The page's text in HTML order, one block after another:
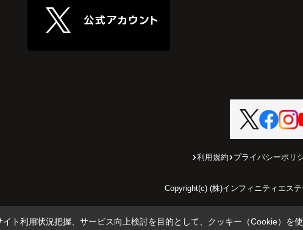
利用規約 プライバシーポリ
Copyright(c) (株)インフィニティエス
ト利用状況把握、サービス向上検討を目的として、クッキー（Cookie）を